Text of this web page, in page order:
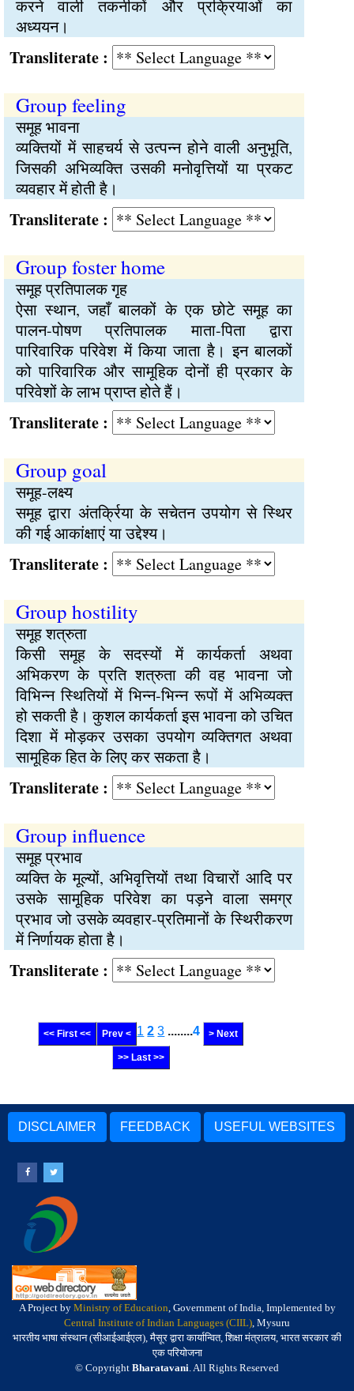
करने वाली तकनीकों और प्रक्रियाओं का
अध्ययन।
:
Group feeling
समूह भावना
व्यक्तियों में साहचर्य से उत्पन्न होने वाली अनुभूति,
जिसकी अभिव्यक्ति उसकी मनोवृत्तियों या प्रकट
व्यवहार में होती है।
:
Group foster home
समूह प्रतिपालक गृह
ऐसा स्थान, जहाँ बालकों के एक छोटे समूह का
पालन-पोषण प्रतिपालक माता-पिता द्वारा
पारिवारिक परिवेश में किया जाता है। इन बालकों
को पारिवारिक और सामूहिक दोनों ही प्रकार के
परिवेशों के लाभ प्राप्त होते हैं।
:
Group goal
समूह-लक्ष्य
समूह द्वारा अंतर्क्रिया के सचेतन उपयोग से स्थिर
की गई आकांक्षाएं या उद्देश्य।
:
Group hostility
समूह शत्रुता
किसी समूह के सदस्यों में कार्यकर्ता अथवा
अभिकरण के प्रति शत्रुता की वह भावना जो
विभिन्न स्थितियों में भिन्न-भिन्न रूपों में अभिव्यक्त
हो सकती है। कुशल कार्यकर्ता इस भावना को उचित
दिशा में मोड़कर उसका उपयोग व्यक्तिगत अथवा
सामूहिक हित के लिए कर सकता है।
:
Group influence
समूह प्रभाव
व्यक्ति के मूल्यों, अभिवृत्तियों तथा विचारों आदि पर
उसके सामूहिक परिवेश का पड़ने वाला समग्र
प्रभाव जो उसके व्यवहार-प्रतिमानों के स्थिरीकरण
में निर्णायक होता है।
:
<< First << Prev < 1 2 3 ........4 > Next
>> Last >>
DISCLAIMER FEEDBACK USEFUL WEBSITES
A Project by Ministry of Education, Government of India, Implemented by
Central Institute of Indian Languages (CIIL), Mysuru
भारतीय भाषा संस्थान (सीआईआईएल), मैसूर द्वारा कार्यान्वित, शिक्षा मंत्रालय, भारत सरकार की
एक परियोजना
© Copyright Bharatavani. All Rights Reserved